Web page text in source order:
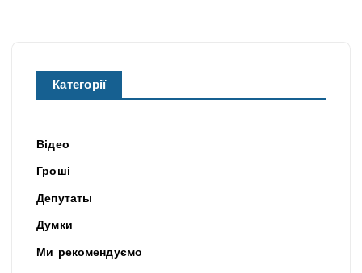
Категорії
Відео
Гроші
Депутаты
Думки
Ми рекомендуємо